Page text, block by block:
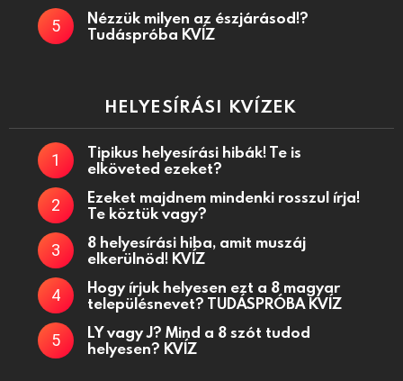
Nézzük milyen az észjárásod!?
Tudáspróba KVÍZ
HELYESÍRÁSI KVÍZEK
Tipikus helyesírási hibák! Te is
elköveted ezeket?
Ezeket majdnem mindenki rosszul írja!
Te köztük vagy?
8 helyesírási hiba, amit muszáj
elkerülnöd! KVÍZ
Hogy írjuk helyesen ezt a 8 magyar
településnevet? TUDÁSPRÓBA KVÍZ
LY vagy J? Mind a 8 szót tudod
helyesen? KVÍZ